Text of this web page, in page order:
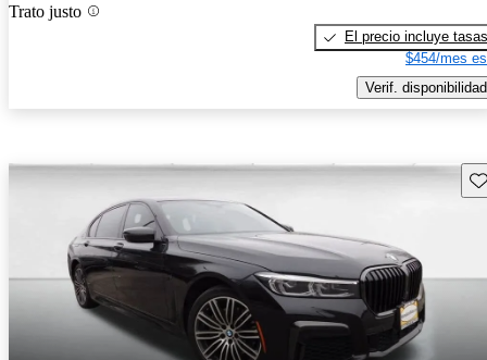
Trato justo
El precio incluye tasas
$454/mes
Verif. disponibilidad